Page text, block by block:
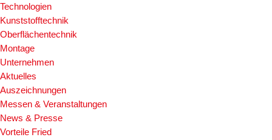
Technologien
Kunststofftechnik
Oberflächentechnik
Montage
Unternehmen
Aktuelles
Auszeichnungen
Messen & Veranstaltungen
News & Presse
Vorteile Fried